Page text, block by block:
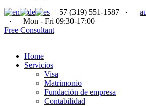
+57 (319) 551-1587
·
·
Mon - Fri 09:30-17:00
Free Consultant
Home
Servicios
Visa
Matrimonio
Fundación de empresa
Contabilidad